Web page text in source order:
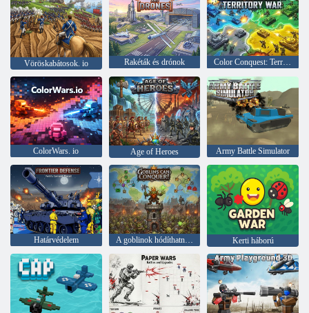
Vöröskabátosok. io Rakéták és drónok Color Conquest: Territory War
ColorWars. io Age of Heroes Army Battle Simulator
Határvédelem A goblinok hódíthatnak! Kerti háború